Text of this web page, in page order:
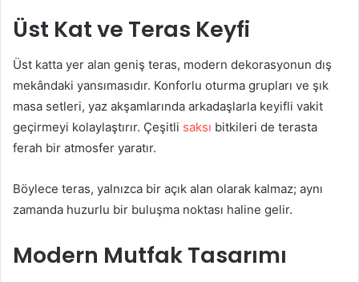
Üst Kat ve Teras Keyfi
Üst katta yer alan geniş teras, modern dekorasyonun dış
mekândaki yansımasıdır. Konforlu oturma grupları ve şık
masa setleri, yaz akşamlarında arkadaşlarla keyifli vakit
geçirmeyi kolaylaştırır. Çeşitli saksı bitkileri de terasta
ferah bir atmosfer yaratır.
Böylece teras, yalnızca bir açık alan olarak kalmaz; aynı
zamanda huzurlu bir buluşma noktası haline gelir.
Modern Mutfak Tasarımı